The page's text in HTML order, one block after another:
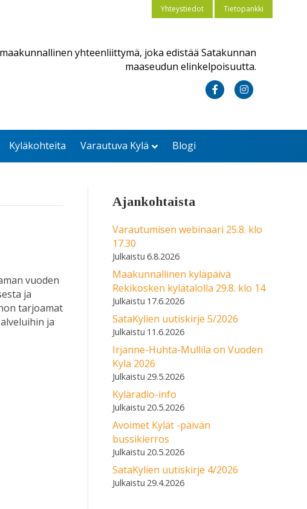
Yhteystiedot Tietopankki
yhteenliittymä, joka edistää Satakunnan
maaseudun elinkelpoisuutta.
c
b
k
s
a
Kyläkohteita Varautuva Kylä Blogi
vuoden
ja
tarjoamat
ja
Ajankohtaista
Varautumisen webinaari 25.8. klo
17.30
6.8.2026
Maakunnallinen kyläpäivä
Rekikosken kylätalolla 29.8. klo 14
17.6.2026
SataKylien uutiskirje 5/2026
11.6.2026
Irjanne-Huhta-Mullila on Vuoden
Kylä 2026
29.5.2026
Kyläradio-info
20.5.2026
Avoimet Kylät -päivän
bussikierros
20.5.2026
SataKylien uutiskirje 4/2026
29.4.2026